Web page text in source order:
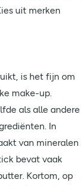
uit merken
is het fijn om
make-up.
als alle andere
In
van mineralen
bevat vaak
Kortom, op